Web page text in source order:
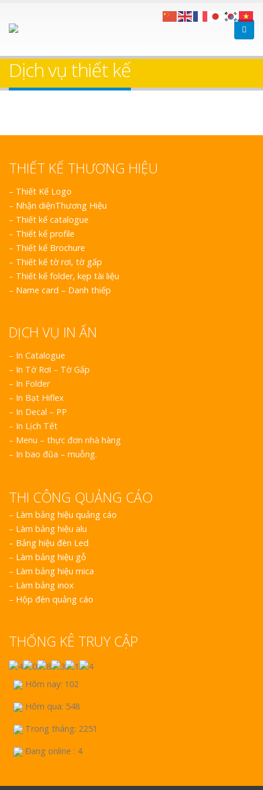
Dịch vụ thiết kế
THIẾT KẾ THƯƠNG HIỆU
– Thiết Kế Logo
– Nhận diệnThương Hiệu
– Thiết kế catalogue
– Thiết kế profile
– Thiết kế Brochure
– Thiết kế tờ rơi, tờ gấp
– Thiết kế folder, kẹp tài liệu
– Name card – Danh thiếp
DỊCH VỤ IN ẤN
– In Catalogue
– In Tờ Rơi – Tờ Gấp
– In Folder
– In Bạt Hiflex
– In Decal – PP
– In Lịch Tết
– Menu – thực đơn nhà hàng
– In bao đũa – muỗng.
THI CÔNG QUẢNG CÁO
– Làm bảng hiệu quảng cáo
– Làm bảng hiệu alu
– Bảng hiệu đèn Led
– Làm bảng hiệu gỗ
– Làm bảng hiệu mica
– Làm bảng inox
– Hộp đèn quảng cáo
THỐNG KÊ TRUY CẬP
Hôm nay: 102
Hôm qua: 548
Trong tháng: 2251
Đang online : 4